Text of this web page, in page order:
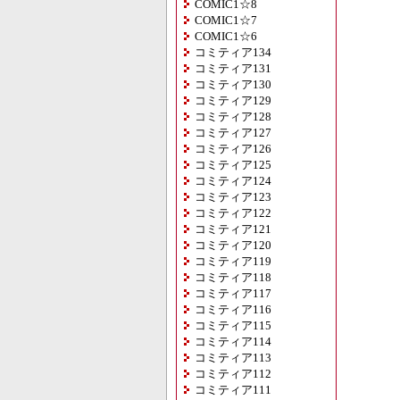
COMIC1☆8
COMIC1☆7
COMIC1☆6
コミティア134
コミティア131
コミティア130
コミティア129
コミティア128
コミティア127
コミティア126
コミティア125
コミティア124
コミティア123
コミティア122
コミティア121
コミティア120
コミティア119
コミティア118
コミティア117
コミティア116
コミティア115
コミティア114
コミティア113
コミティア112
コミティア111